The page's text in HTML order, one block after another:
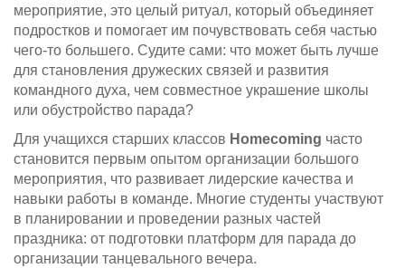
мероприятие, это целый ритуал, который объединяет
подростков и помогает им почувствовать себя частью
чего-то большего. Судите сами: что может быть лучше
для становления дружеских связей и развития
командного духа, чем совместное украшение школы
или обустройство парада?
Для учащихся старших классов Homecoming часто
становится первым опытом организации большого
мероприятия, что развивает лидерские качества и
навыки работы в команде. Многие студенты участвуют
в планировании и проведении разных частей
праздника: от подготовки платформ для парада до
организации танцевального вечера.